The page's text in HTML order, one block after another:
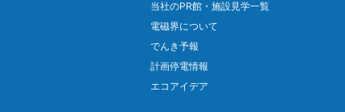
当社のPR館・施設見学一覧
電磁界について
でんき予報
計画停電情報
エコアイデア